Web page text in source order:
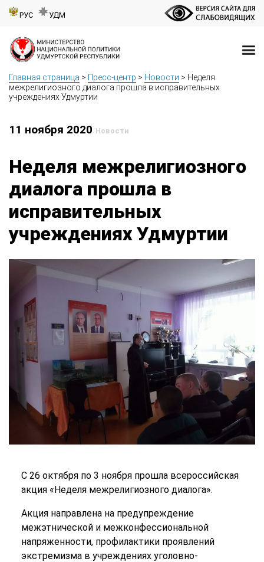
РУС УДМ
Главная страница > Пресс-центр > Новости > Неделя
межрелигиозного диалога прошла в исправительных
учреждениях Удмуртии
11 ноября 2020 Новости
Неделя межрелигиозного
диалога прошла в
исправительных
учреждениях Удмуртии
С 26 октября по 3 ноября прошла всероссийская
акция «Неделя межрелигиозного диалога».
Акция направлена на предупреждение
межэтнической и межконфессиональной
напряженности, профилактики проявлений
экстремизма в учреждениях уголовно-